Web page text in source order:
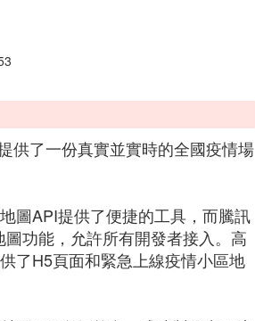
供了一份真實並實時的全國疫情場
圖API提供了便捷的工具，而騰訊
功能，允許所有開發者接入。高
了H5頁面和緊急上線疫情小區地